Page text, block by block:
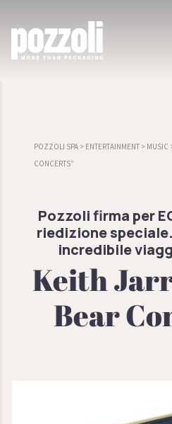
POZZOLI SPA > ENTERTAINMENT > MUSIC
CONCERTS”
Pozzoli firma per
riedizione
incredibile
Keith
Bear